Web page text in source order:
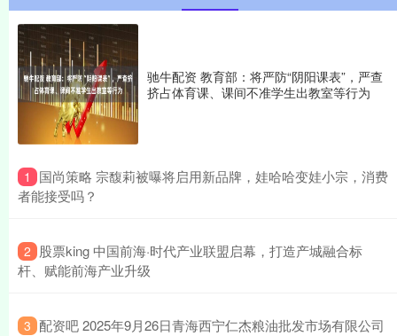
驰牛配资 教育部：将严防“阴阳课表”，严查
挤占体育课、课间不准学生出教室等行为
1
​国尚策略 宗馥莉被曝将启用新品牌，娃哈哈变娃小宗，消费
者能接受吗？
2 ​股票king 中国前海·时代产业联盟启幕，打造产城融合标
杆、赋能前海产业升级
3 ​配资吧 2025年9月26日青海西宁仁杰粮油批发市场有限公司